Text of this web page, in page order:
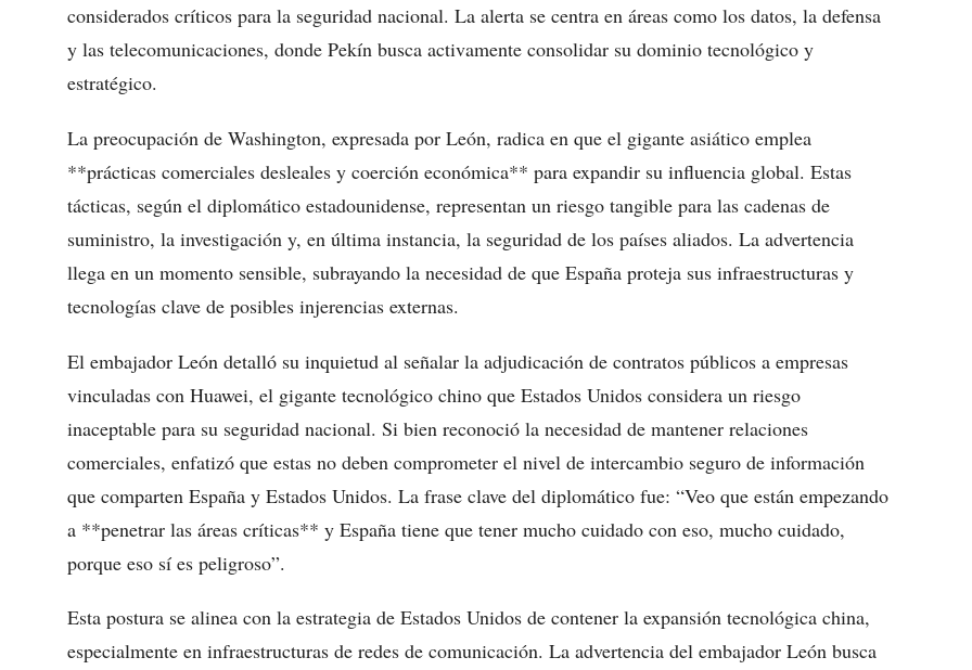
considerados críticos para la seguridad nacional. La alerta se centra en áreas como los datos, la defensa
y las telecomunicaciones, donde Pekín busca activamente consolidar su dominio tecnológico y
estratégico.
La preocupación de Washington, expresada por León, radica en que el gigante asiático emplea
**prácticas comerciales desleales y coerción económica** para expandir su influencia global. Estas
tácticas, según el diplomático estadounidense, representan un riesgo tangible para las cadenas de
suministro, la investigación y, en última instancia, la seguridad de los países aliados. La advertencia
llega en un momento sensible, subrayando la necesidad de que España proteja sus infraestructuras y
tecnologías clave de posibles injerencias externas.
El embajador León detalló su inquietud al señalar la adjudicación de contratos públicos a empresas
vinculadas con Huawei, el gigante tecnológico chino que Estados Unidos considera un riesgo
inaceptable para su seguridad nacional. Si bien reconoció la necesidad de mantener relaciones
comerciales, enfatizó que estas no deben comprometer el nivel de intercambio seguro de información
que comparten España y Estados Unidos. La frase clave del diplomático fue: “Veo que están empezando
a **penetrar las áreas críticas** y España tiene que tener mucho cuidado con eso, mucho cuidado,
porque eso sí es peligroso”.
Esta postura se alinea con la estrategia de Estados Unidos de contener la expansión tecnológica china,
especialmente en infraestructuras de redes de comunicación. La advertencia del embajador León busca